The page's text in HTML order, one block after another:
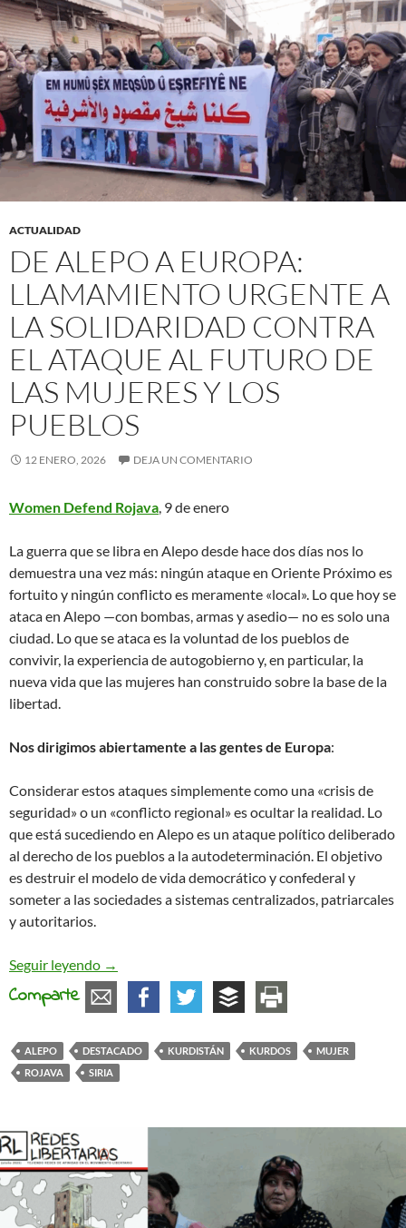
ACTUALIDAD
DE ALEPO A EUROPA:
LLAMAMIENTO URGENTE A
LA SOLIDARIDAD CONTRA
EL ATAQUE AL FUTURO DE
LAS MUJERES Y LOS
PUEBLOS
12 ENERO, 2026 DEJA UN COMENTARIO
Women Defend Rojava, 9 de enero
La guerra que se libra en Alepo desde hace dos días nos lo
demuestra una vez más: ningún ataque en Oriente Próximo es
fortuito y ningún conflicto es meramente «local». Lo que hoy se
ataca en Alepo —con bombas, armas y asedio— no es solo una
ciudad. Lo que se ataca es la voluntad de los pueblos de
convivir, la experiencia de autogobierno y, en particular, la
nueva vida que las mujeres han construido sobre la base de la
libertad.
Nos dirigimos abiertamente a las gentes de Europa:
Considerar estos ataques simplemente como una «crisis de
seguridad» o un «conflicto regional» es ocultar la realidad. Lo
que está sucediendo en Alepo es un ataque político deliberado
al derecho de los pueblos a la autodeterminación. El objetivo
es destruir el modelo de vida democrático y confederal y
someter a las sociedades a sistemas centralizados, patriarcales
y autoritarios.
Seguir leyendo De Alepo a Europa: llamamiento urgente a la
→
Comparte
ALEPO DESTACADO KURDISTÁN KURDOS
MUJER
ROJAVA
SIRIA